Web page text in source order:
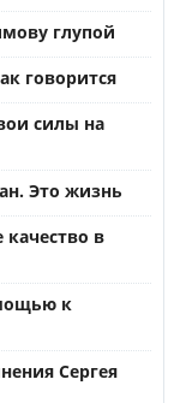
глупой
говорится
силы на
Это жизнь
в
к
Сергея